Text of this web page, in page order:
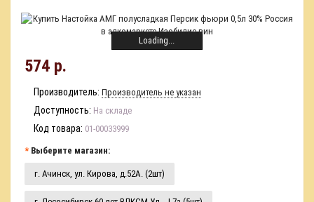
Loading...
574 р.
Производитель: Производитель не указан
Доступность: На складе
Код товара: 01-00033999
Выберите магазин:
г. Ачинск, ул. Кирова, д.52А. (2шт)